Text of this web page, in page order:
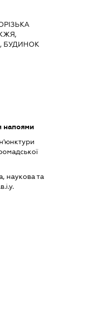
БУДИНОК
напоями
наукова та